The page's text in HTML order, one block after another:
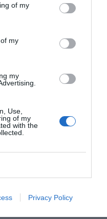
of my
my
my
Use,
of my
with the
Privacy Policy
son similares en
de las
duplicarse en cinco
del
La
mueve los últimos
a la baja
el hecho de que
las vías de
del país después